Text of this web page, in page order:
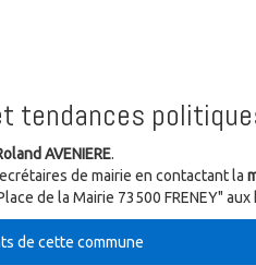
tendances
AVENIERE.
de mairie en contactant la
de la Mairie 73500 FRENEY"
de cette commune